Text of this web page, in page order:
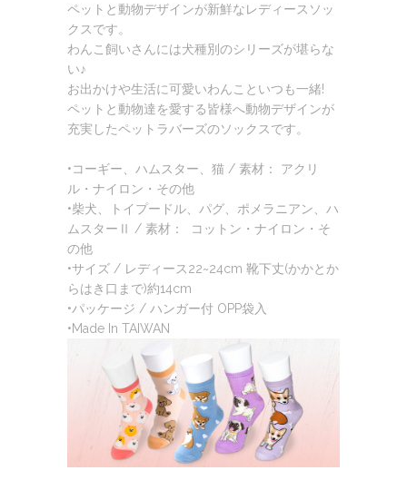
ペットと動物デザインが新鮮なレディースソッ
クスです。
わんこ飼いさんには犬種別のシリーズが堪らな
い♪
お出かけや生活に可愛いわんこといつも一緒!
ペットと動物達を愛する皆様へ動物デザインが
充実したペットラバーズのソックスです。
•コーギー、ハムスター、猫 / 素材： アクリ
ル・ナイロン・その他
•柴犬、トイプードル、パグ、ポメラニアン、ハ
ムスターⅡ / 素材： コットン・ナイロン・そ
の他
•サイズ / レディース22~24cm 靴下丈(かかとか
らはき口まで)約14cm
•パッケージ / ハンガー付 OPP袋入
•Made In TAIWAN